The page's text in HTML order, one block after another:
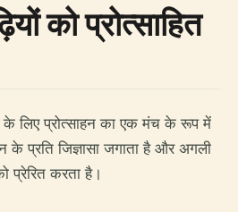
को प्रोत्साहित
के लिए प्रोत्साहन का एक मंच के रूप में
के प्रति जिज्ञासा जगाता है और अगली
प्रेरित करता है।